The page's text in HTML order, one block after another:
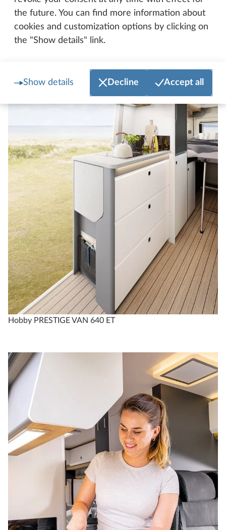
the future. You can find more information about
cookies and customization options by clicking on
the "Show details" link.
Show details Decline Accept all
voivat nauttia olostaan ilman häiriöitä.
Hobby PRESTIGE VAN 640 ET